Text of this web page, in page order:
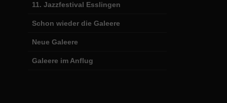
11. Jazzfestival Esslingen
Schon wieder die Galeere
Neue Galeere
Galeere im Anflug